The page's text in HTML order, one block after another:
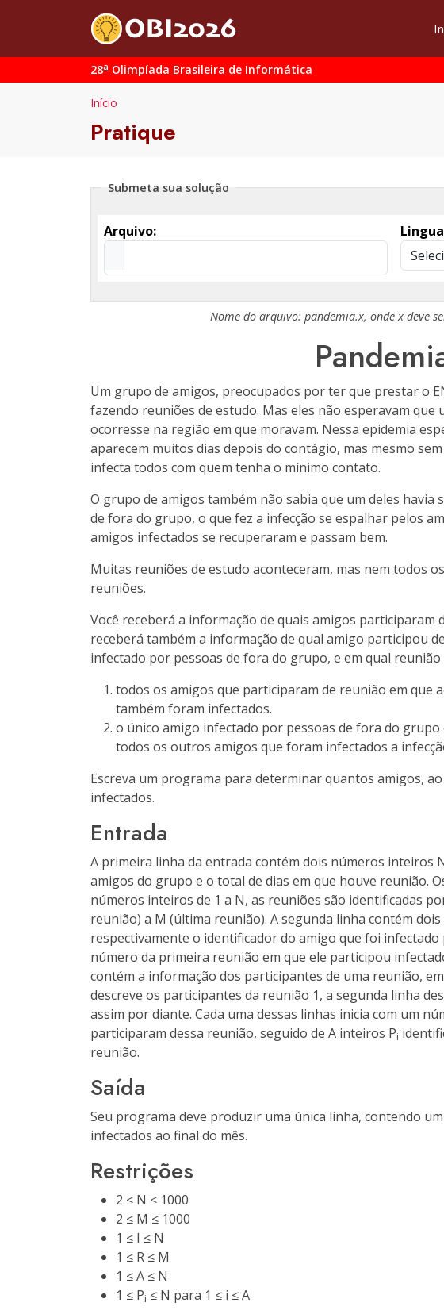
28a Olimpíada Brasileira de Informática
Início
Pratique
Submeta sua solução
Arquivo:
Nome do arquivo: pandemia.x, ondex deve
Um grupo de amigos, preocupados por ter que prestar o
fazendo reuniões de estudo. Mas eles não esperavam que
ocorresse na região em que moravam. Nessa epidemia
aparecem muitos dias depois do contágio, mas mesmo
infecta todos com quem tenha o mínimo contato.
O grupo de amigos também não sabia que um deles havia
de fora do grupo, o que fez a infecção se espalhar pelos
amigos infectados se recuperaram e passam bem.
Muitas reuniões de estudo aconteceram, mas nem todos
reuniões.
Você receberá a informação de quais amigos participaram
receberá também a informação de qual amigo participou
infectado por pessoas de fora do grupo, e em qual reunião
todos os amigos que participaram de reunião em que
também foram infectados.
o único amigo infectado por pessoas de fora do
todos os outros amigos que foram infectados a
Escreva um programa para determinar quantos amigos,
infectados.
Entrada
A primeira linha da entrada contém dois números inteiros
amigos do grupo e o total de dias em que houve reunião.
números inteiros de 1 a N, as reuniões são identificadas
reunião) a M (última reunião). A segunda linha contém
respectivamente o identificador do amigo que foi
número da primeira reunião em que ele participou
contém a informação dos participantes de uma reunião,
descreve os participantes da reunião 1, a segunda linha
assim por diante. Cada uma dessas linhas inicia com um
participaram dessa reunião, seguido de A inteiros Pi
reunião.
Saída
Seu programa deve produzir uma única linha, contendo
infectados ao final do mês.
Restrições
2 ≤ N ≤ 1000
2 ≤ M ≤ 1000
1 ≤ I ≤ N
1 ≤ R ≤ M
1 ≤ A ≤ N
1 ≤ Pi ≤ N para 1 ≤ i ≤ A